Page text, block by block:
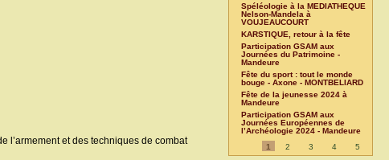
l’armement et des techniques de combat
Spéléologie à la MEDIATHEQUE
Nelson-Mandela à
VOUJEAUCOURT
KARSTIQUE, retour à la fête
Participation GSAM aux
Journées du Patrimoine -
Mandeure
Fête du sport : tout le monde
bouge - Axone - MONTBELIARD
Fête de la jeunesse 2024 à
Mandeure
Participation GSAM aux
Journées Européennes de
l’Archéologie 2024 - Mandeure
1
2 3 4 5